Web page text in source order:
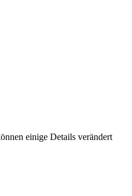
einige Details verändert